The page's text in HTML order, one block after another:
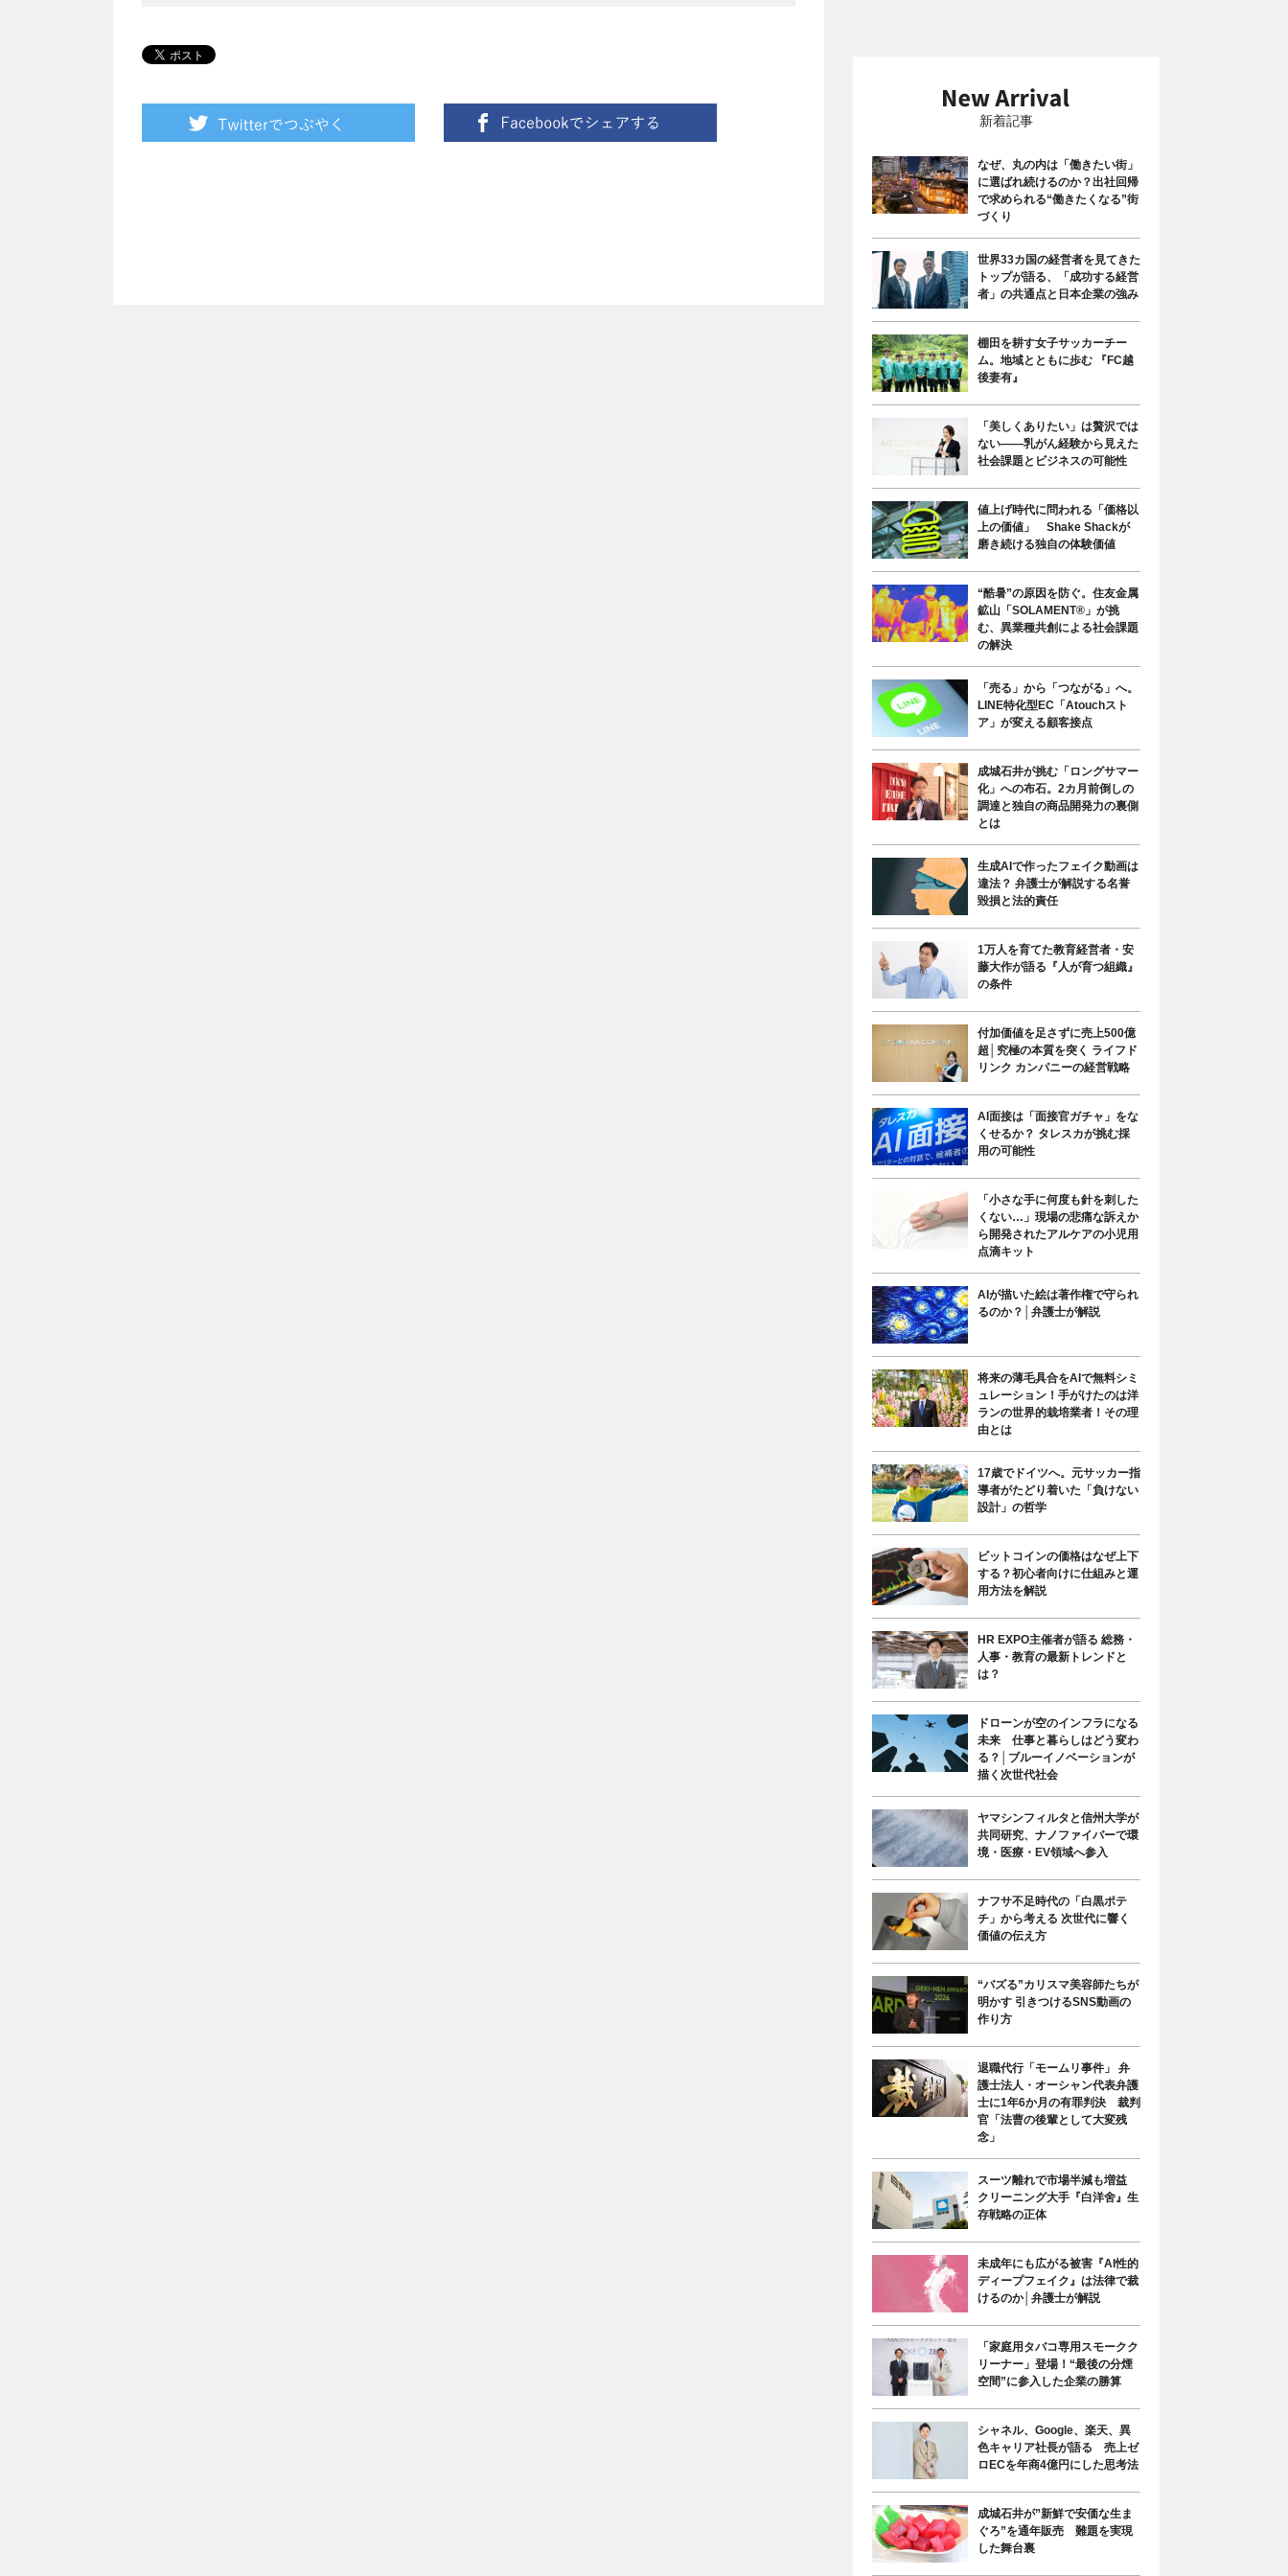
新着記事
なぜ、丸の内は「働きたい街」
に選ばれ続けるのか？出社回帰
で求められる“働きたくなる”街
づくり
世界33カ国の経営者を見てきた
トップが語る、「成功する経営
者」の共通点と日本企業の強み
棚田を耕す女子サッカーチー
ム。地域とともに歩む 『FC越
後妻有』
「美しくありたい」は贅沢では
ない――乳がん経験から見えた
社会課題とビジネスの可能性
値上げ時代に問われる「価格以
上の価値」 Shake Shackが
磨き続ける独自の体験価値
“酷暑”の原因を防ぐ。住友金属
鉱山「SOLAMENT®」が挑
む、異業種共創による社会課題
の解決
「売る」から「つながる」へ。
LINE特化型EC「Atouchスト
ア」が変える顧客接点
成城石井が挑む「ロングサマー
化」への布石。2カ月前倒しの
調達と独自の商品開発力の裏側
とは
生成AIで作ったフェイク動画は
違法？ 弁護士が解説する名誉
毀損と法的責任
1万人を育てた教育経営者・安
藤大作が語る『人が育つ組織』
の条件
付加価値を足さずに売上500億
超│究極の本質を突く ライフド
リンク カンパニーの経営戦略
AI面接は「面接官ガチャ」をな
くせるか？ タレスカが挑む採
用の可能性
「小さな手に何度も針を刺した
くない…」現場の悲痛な訴えか
ら開発されたアルケアの小児用
点滴キット
AIが描いた絵は著作権で守られ
るのか？│弁護士が解説
将来の薄毛具合をAIで無料シミ
ュレーション！手がけたのは洋
ランの世界的栽培業者！その理
由とは
17歳でドイツへ。元サッカー指
導者がたどり着いた「負けない
設計」の哲学
ビットコインの価格はなぜ上下
する？初心者向けに仕組みと運
用方法を解説
HR EXPO主催者が語る 総務・
人事・教育の最新トレンドと
は？
ドローンが空のインフラになる
未来 仕事と暮らしはどう変わ
る？│ブルーイノベーションが
描く次世代社会
ヤマシンフィルタと信州大学が
共同研究、ナノファイバーで環
境・医療・EV領域へ参入
ナフサ不足時代の「白黒ポテ
チ」から考える 次世代に響く
価値の伝え方
“バズる”カリスマ美容師たちが
明かす 引きつけるSNS動画の
作り方
退職代行「モームリ事件」 弁
護士法人・オーシャン代表弁護
士に1年6か月の有罪判決 裁判
官「法曹の後輩として大変残
念」
スーツ離れで市場半減も増益
クリーニング大手『白洋舍』生
存戦略の正体
未成年にも広がる被害『AI性的
ディープフェイク』は法律で裁
けるのか│弁護士が解説
「家庭用タバコ専用スモークク
リーナー」登場！“最後の分煙
空間”に参入した企業の勝算
シャネル、Google、楽天、異
色キャリア社長が語る 売上ゼ
ロECを年商4億円にした思考法
成城石井が”新鮮で安価な生ま
ぐろ”を通年販売 難題を実現
した舞台裏